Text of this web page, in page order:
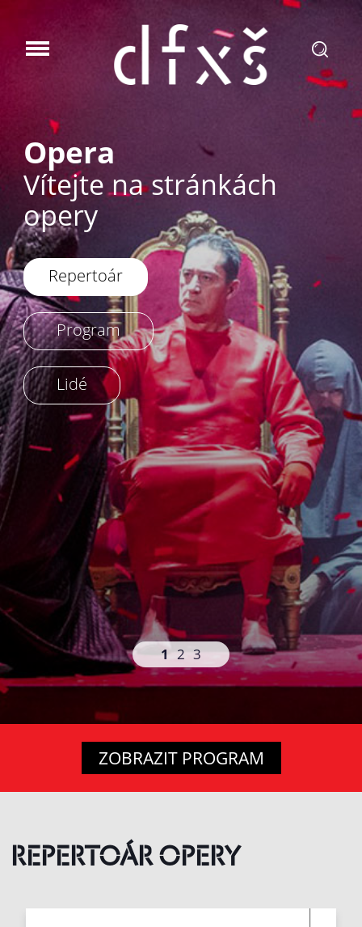
HUDBA Z FOYER
Komorní koncert v
Šaldově divadle
16. 9. od 17.00
Program
1 2 3
ZOBRAZIT PROGRAM
REPERTOÁR OPERY